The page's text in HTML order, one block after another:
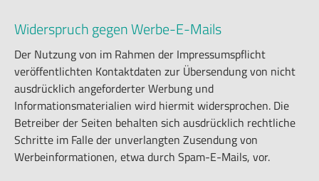
Widerspruch gegen Werbe-E-Mails
Der Nutzung von im Rahmen der Impressumspflicht
veröffentlichten Kontaktdaten zur Übersendung von nicht
ausdrücklich angeforderter Werbung und
Informationsmaterialien wird hiermit widersprochen. Die
Betreiber der Seiten behalten sich ausdrücklich rechtliche
Schritte im Falle der unverlangten Zusendung von
Werbeinformationen, etwa durch Spam-E-Mails, vor.